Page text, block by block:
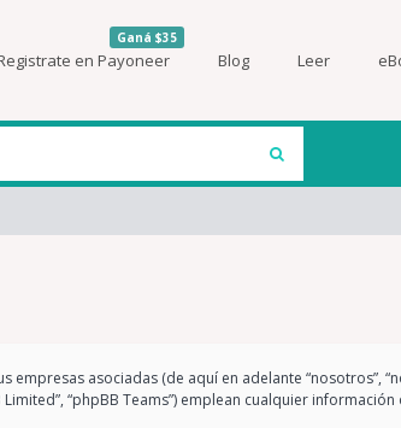
en Payoneer
Ganá $35
Blog Leer
empresas asociadas (de aquí en adelante “nosotros”,
Limited”, “phpBB Teams”) emplean cualquier